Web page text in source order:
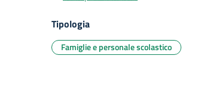
Tipologia
Famiglie e personale scolastico